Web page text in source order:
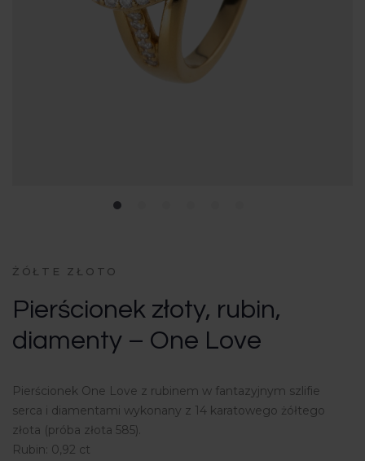
ŻÓŁTE ZŁOTO
Pierścionek złoty, rubin,
diamenty – One Love
Pierścionek One Love z rubinem w fantazyjnym szlifie
serca i diamentami wykonany z 14 karatowego żółtego
złota (próba złota 585).
Rubin: 0,92 ct